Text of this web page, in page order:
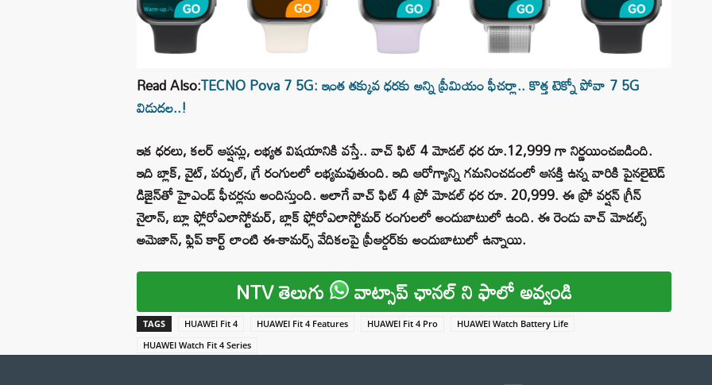
Read Also:TECNO Pova 7 5G: ఇంత తక్కువ ధరకు అన్ని ప్రీమియం ఫీచర్లా.. కొత్త టెక్నో పోవా 7 5G
విడుదల..!
ఇక ధరలు, కలర్ ఆప్షన్లు, లభ్యత విషయానికి వస్తే.. వాచ్ ఫిట్ 4 మోడల్‌ ధర రూ.12,999 గా నిర్ణయించబడింది.
ఇది బ్లాక్, వైట్, పర్పుల్, గ్రే రంగులలో లభ్యమవుతుంది. ఇది ఆరోగ్యాన్ని గమనించడంలో ఆసక్తి ఉన్న వారికి పైనలైటెడ్
డిజైన్‌తో హైఎండ్ ఫీచర్లను అందిస్తుంది. అలాగే వాచ్ ఫిట్ 4 ప్రో మోడల్ ధర రూ. 20,999. ఈ ప్రో వర్షన్ గ్రీన్
నైలాన్, బ్లూ ఫ్లోరోఎలాస్టోమర్, బ్లాక్ ఫ్లోరోఎలాస్టోమర్ రంగులలో అందుబాటులో ఉంది. ఈ రెండు వాచ్ మోడల్స్
అమెజాన్, ఫ్లిప్ కార్ట్ లాంటి ఈ-కామర్స్ వేదికలపై ప్రీఆర్డర్‌కు అందుబాటులో ఉన్నాయి.
NTV తెలుగు వాట్సాప్ ఛానల్ ని ఫాలో అవ్వండి
TAGS HUAWEI Fit 4 HUAWEI Fit 4 Features HUAWEI Fit 4 Pro
HUAWEI Watch Battery Life
HUAWEI Watch Fit 4 Series